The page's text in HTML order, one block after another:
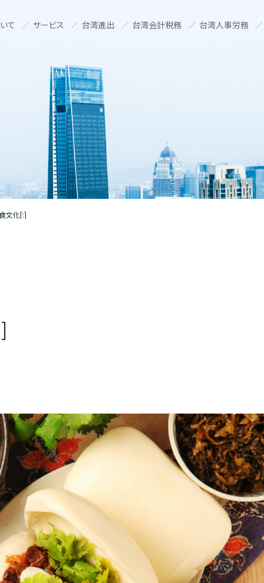
て サービス 台湾進出 台湾会計税務 台湾人事労務
文化[:]